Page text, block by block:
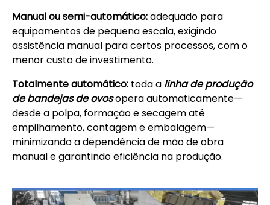
Manual ou semi-automático:adequado para
equipamentos de pequena escala, exigindo
assistência manual para certos processos, com o
menor custo de investimento.
Totalmente automático: toda a linha de produção
de bandejas de ovosopera automaticamente—
desde a polpa, formação e secagem até
empilhamento, contagem e embalagem—
minimizando a dependência de mão de obra
manual e garantindo eficiência na produção.